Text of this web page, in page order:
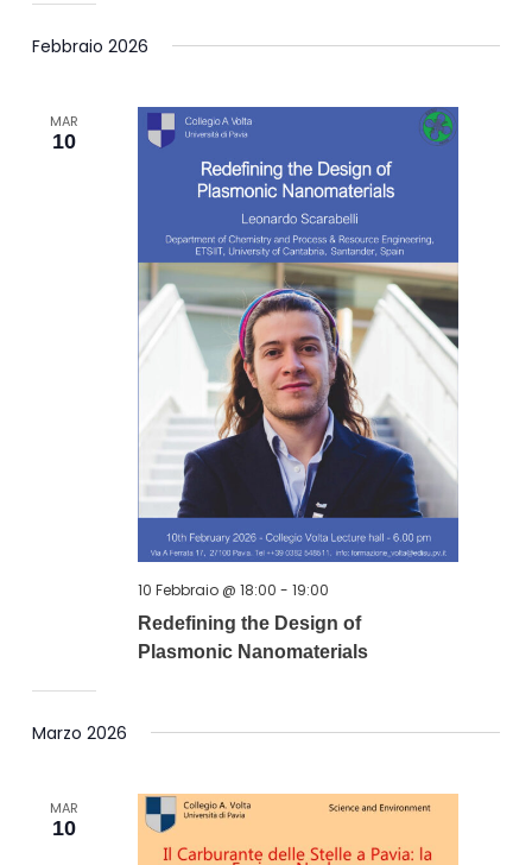
Febbraio 2026
MAR
10
Redefining the Design of
Plasmonic Nanomaterials
10 Febbraio @ 18:00 - 19:00
Marzo 2026
MAR
10